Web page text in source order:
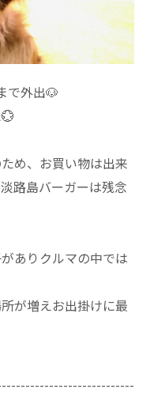
で外出🐶
め、お買い物は出来
路島バーガーは残念
ありクルマの中では
が増えお出掛けに最